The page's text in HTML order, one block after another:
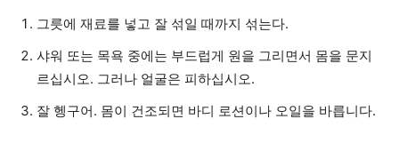
그릇에 재료를 넣고 잘 섞일 때까지 섞는다.
샤워 또는 목욕 중에는 부드럽게 원을 그리면서 몸을 문지
르십시오. 그러나 얼굴은 피하십시오.
잘 헹구어. 몸이 건조되면 바디 로션이나 오일을 바릅니다.